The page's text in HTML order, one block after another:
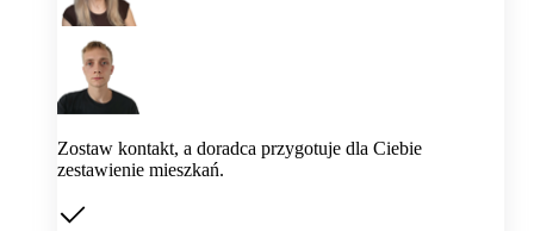
Zostaw kontakt, a doradca przygotuje dla Ciebie
zestawienie mieszkań.